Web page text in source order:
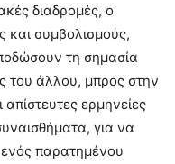
διαδρομές, ο
και συμβολισμούς,
τη σημασία
του άλλου, μπρος στην
ερμηνείες
για να
παρατημένου